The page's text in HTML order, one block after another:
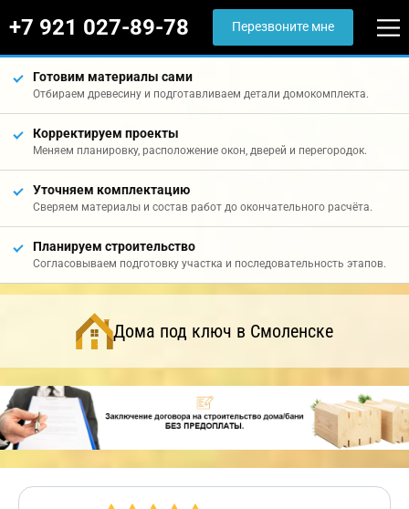
+7 921 027-89-78 Перезвоните мне
Готовим материалы сами
Отбираем древесину и подготавливаем детали домокомплекта.
Корректируем проекты
Меняем планировку, расположение окон, дверей и перегородок.
Уточняем комплектацию
Сверяем материалы и состав работ до окончательного расчёта.
Планируем строительство
Согласовываем подготовку участка и последовательность этапов.
Дома под ключ в Смоленске